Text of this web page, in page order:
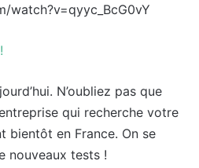
watch?v=qyyc_BcG0vY
N’oubliez pas que
qui recherche votre
bientôt en France. On se
nouveaux tests !